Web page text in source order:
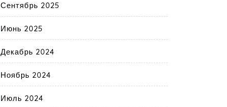
Сентябрь 2025
Июнь 2025
Декабрь 2024
Ноябрь 2024
Июль 2024